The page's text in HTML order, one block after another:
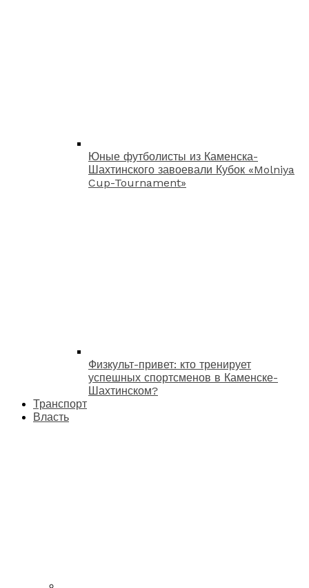
Юные футболисты из Каменска-
Шахтинского завоевали Кубок «Molniya
Cup-Tournament»
Физкульт-привет: кто тренирует
успешных спортсменов в Каменске-
Шахтинском?
Транспорт
Власть